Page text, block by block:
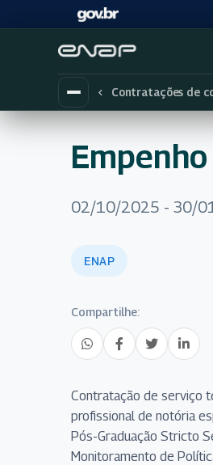
Contratações de colaboradores
02/10/2025 - 30/
ENAP
Compartilhe:
Contratação de serviço
profissional de notória
Pós-Graduação Stricto
Monitoramento de